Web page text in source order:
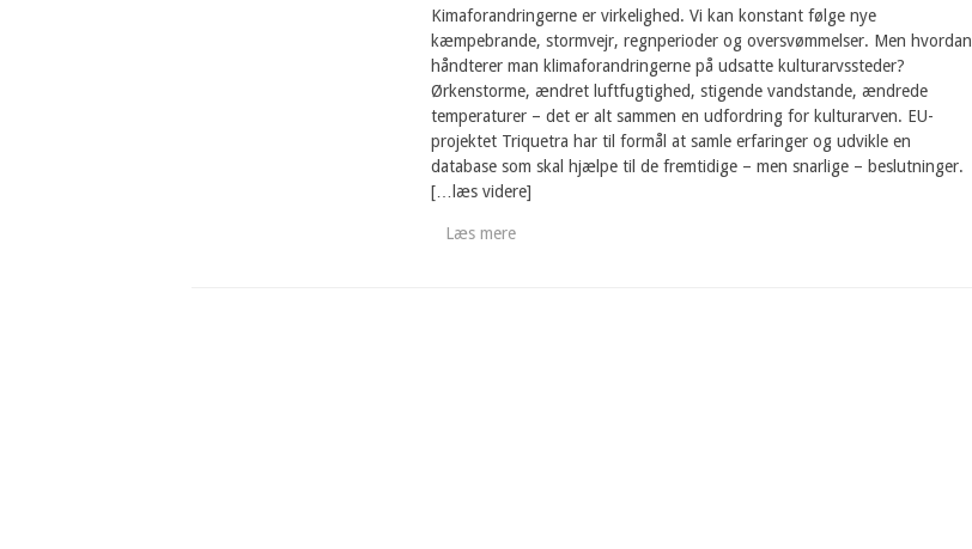
Kimaforandringerne er virkelighed. Vi kan konstant følge nye
kæmpebrande, stormvejr, regnperioder og oversvømmelser. Men hvordan
håndterer man klimaforandringerne på udsatte kulturarvssteder?
Ørkenstorme, ændret luftfugtighed, stigende vandstande, ændrede
temperaturer – det er alt sammen en udfordring for kulturarven. EU-
projektet Triquetra har til formål at samle erfaringer og udvikle en
database som skal hjælpe til de fremtidige – men snarlige – beslutninger.
[…læs videre]
Læs mere